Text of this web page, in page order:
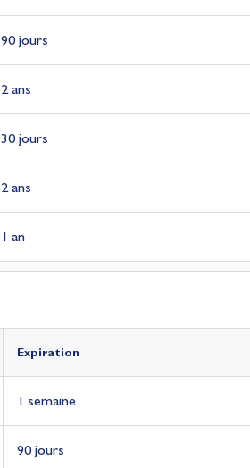
90 jours
2 ans
30 jours
2 ans
1 an
Expiration
1 semaine
Expiration
90 jours
Expiration